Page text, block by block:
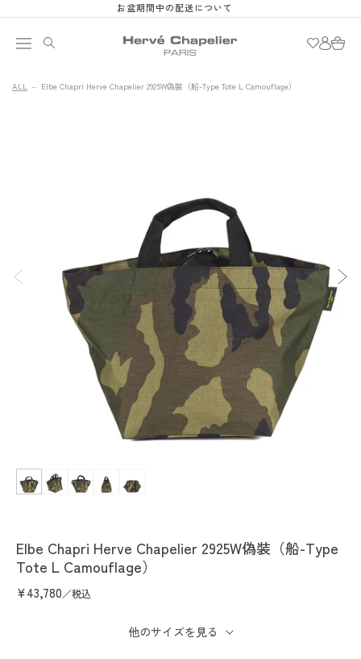
跳至內容
お盆期間中の配送について
入
購
物
ALL Elbe Chapri Herve Chapelier 2925W偽裝（船-Type Tote L Camouflage）
互
動
中
開
啟
多
Elbe Chapri Herve Chapelier 2925W偽裝（船-Type
Tote L Camouflage）
定
¥43,780／税込
他のサイズを見る